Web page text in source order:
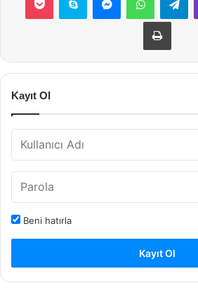
Yazdır
Kayıt Ol
Beni hatırla
Kayıt Ol